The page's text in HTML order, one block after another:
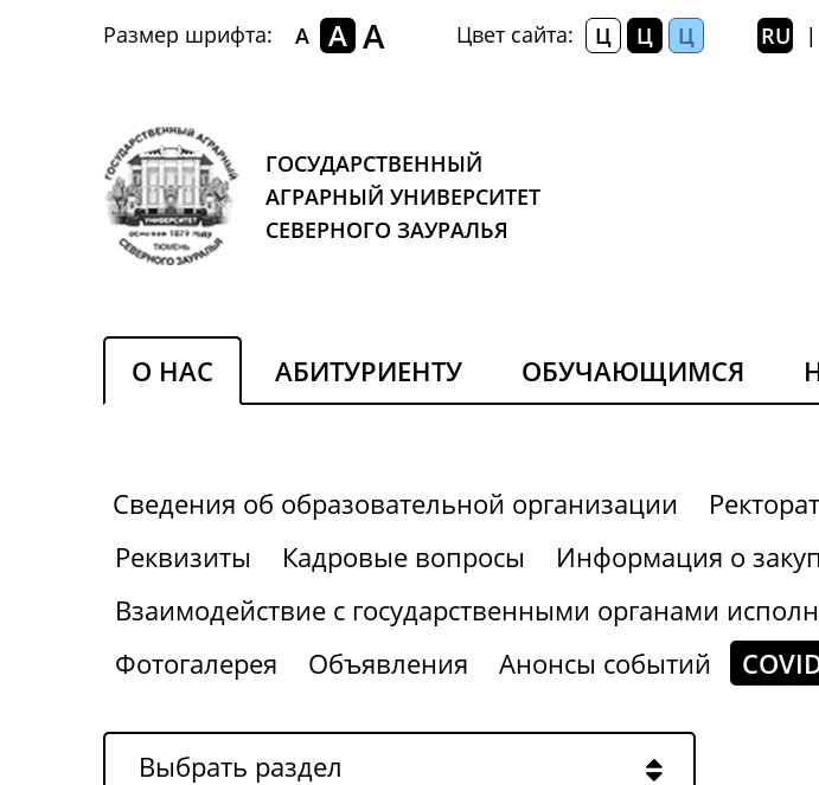
Размер шрифта: A A A Цвет сайта: Ц Ц Ц RU
ГОСУДАРСТВЕННЫЙ
АГРАРНЫЙ УНИВЕРСИТЕТ
СЕВЕРНОГО ЗАУРАЛЬЯ
О НАС АБИТУРИЕНТУ ОБУЧАЮЩИМСЯ
Сведения об образовательной организации Ректорат
Реквизиты
Кадровые вопросы Информация о
Взаимодействие с государственными органами
Фотогалерея
Объявления Анонсы событий
Выбрать раздел